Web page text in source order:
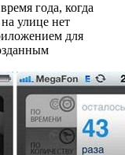
года, когда
улице нет
для